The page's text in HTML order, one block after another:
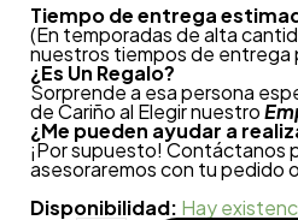
Tiempo de entrega
(En temporadas de alta
nuestros tiempos de entrega
¿Es Un Regalo?
Sorprende a esa persona
de Cariño al Elegir nuestro
¿Me pueden ayudar a
¡Por supuesto! Contáctanos
asesoraremos con tu pedido
Disponibilidad: Hay